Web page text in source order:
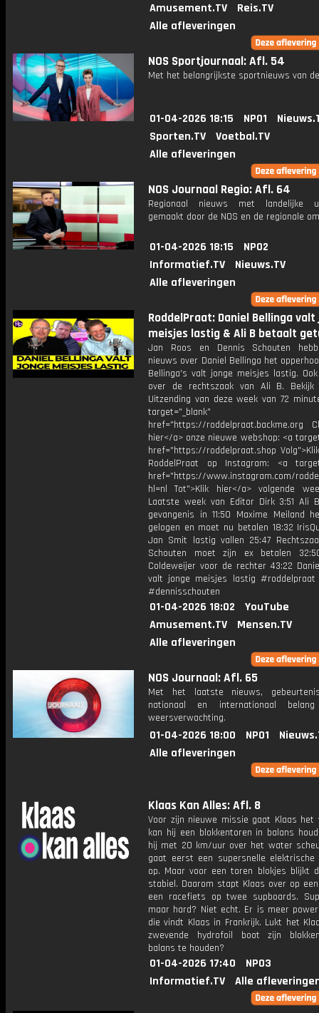
Amusement.TV
Reis.TV
Alle afleveringen
NOS Sportjournaal: Afl. 54
Met het belangrijkste sportnieuws van
01-04-2026 18:15 NPO1
Sporten.TV
Voetbal.TV
Alle afleveringen
NOS Journaal Regio: Afl. 64
Regionaal nieuws met landelijke
gemaakt door de NOS en de regionale
01-04-2026 18:15
NPO2
Informatief.TV
Nieuws.TV
Alle afleveringen
RoddelPraat: Daniel Bellinga valt
meisjes lastig & Ali B betaalt
Jan Roos en Dennis Schouten
nieuws over Daniel Bellinga het
Bellinga's valt jonge meisjes lastig.
over de rechtszaak van Ali B. Bekijk
Uitzending van deze week van 72
target="_blank"
href="https://roddelpraat.backme.org
hier</a> onze nieuwe webshop: <a
href="https://roddelpraat.shop
RoddelPraat op Instagram: <a
href="https://www.instagram.com/
hl=nl Tot">Klik hier</a> volgende
Laatste week van Editor Dirk 3:51 Ali
gevangenis in 11:50 Maxime Meiland
gelogen en moet nu betalen 18:32
Jan Smit lastig vallen 25:47
Schouten moet zijn ex betalen
Coldeweijer voor de rechter 43:22
valt jonge meisjes lastig
#dennisschouten
01-04-2026 18:02
YouTube
Amusement.TV
Mensen.TV
Alle afleveringen
NOS Journaal: Afl. 65
Met het laatste nieuws,
nationaal en internationaal
weersverwachting.
01-04-2026 18:00 NPO1
Alle afleveringen
Klaas Kan Alles: Afl. 8
Voor zijn nieuwe missie gaat Klaas het
kan hij een blokkentoren in balans
hij met 20 km/uur over het water
gaat eerst een supersnelle elektrische
op. Maar voor een toren blokjes blijkt
stabiel. Daarom stapt Klaas over op
een racefiets op twee supboards.
maar hard? Niet echt. Er is meer
die vindt Klaas in Frankrijk. Lukt het
zwevende hydrofoil boot zijn
balans te houden?
01-04-2026 17:40
NPO3
Informatief.TV
Alle